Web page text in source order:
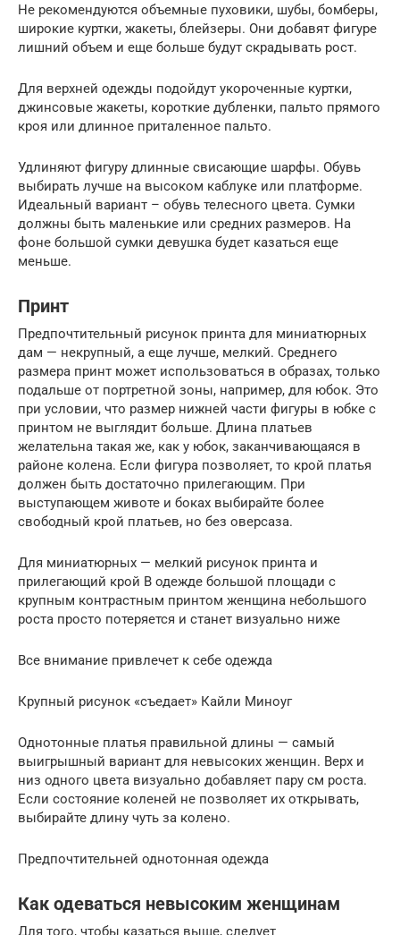
Не рекомендуются объемные пуховики, шубы, бомберы,
широкие куртки, жакеты, блейзеры. Они добавят фигуре
лишний объем и еще больше будут скрадывать рост.
Для верхней одежды подойдут укороченные куртки,
джинсовые жакеты, короткие дубленки, пальто прямого
кроя или длинное приталенное пальто.
Удлиняют фигуру длинные свисающие шарфы. Обувь
выбирать лучше на высоком каблуке или платформе.
Идеальный вариант – обувь телесного цвета. Сумки
должны быть маленькие или средних размеров. На
фоне большой сумки девушка будет казаться еще
меньше.
Принт
Предпочтительный рисунок принта для миниатюрных
дам — некрупный, а еще лучше, мелкий. Среднего
размера принт может использоваться в образах, только
подальше от портретной зоны, например, для юбок. Это
при условии, что размер нижней части фигуры в юбке с
принтом не выглядит больше. Длина платьев
желательна такая же, как у юбок, заканчивающаяся в
районе колена. Если фигура позволяет, то крой платья
должен быть достаточно прилегающим. При
выступающем животе и боках выбирайте более
свободный крой платьев, но без оверсаза.
Для миниатюрных — мелкий рисунок принта и
прилегающий крой В одежде большой площади с
крупным контрастным принтом женщина небольшого
роста просто потеряется и станет визуально ниже
Все внимание привлечет к себе одежда
Крупный рисунок «съедает» Кайли Миноуг
Однотонные платья правильной длины — самый
выигрышный вариант для невысоких женщин. Верх и
низ одного цвета визуально добавляет пару см роста.
Если состояние коленей не позволяет их открывать,
выбирайте длину чуть за колено.
Предпочтительней однотонная одежда
Как одеваться невысоким женщинам
Для того, чтобы казаться выше, следует